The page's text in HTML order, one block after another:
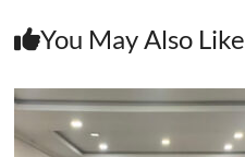
You May Also Like